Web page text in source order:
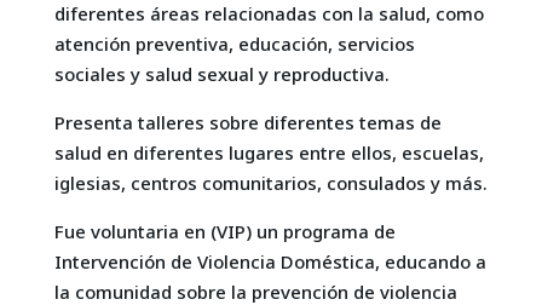
diferentes áreas relacionadas con la salud, como
atención preventiva, educación, servicios
sociales y salud sexual y reproductiva.
Presenta talleres sobre diferentes temas de
salud en diferentes lugares entre ellos, escuelas,
iglesias, centros comunitarios, consulados y más.
Fue voluntaria en (VIP) un programa de
Intervención de Violencia Doméstica, educando a
la comunidad sobre la prevención de violencia